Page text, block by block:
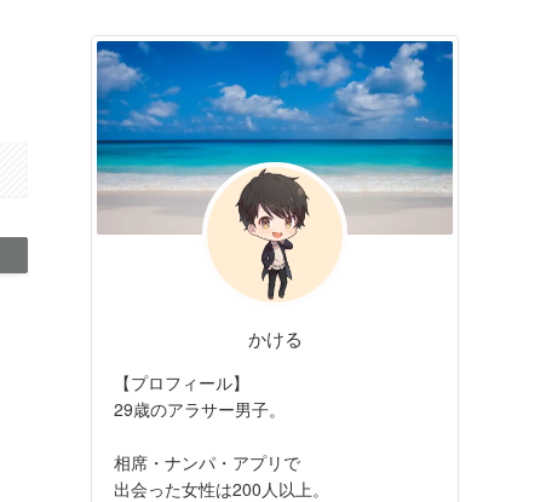
かける
【プロフィール】
29歳のアラサー男子。
相席・ナンパ・アプリで
出会った女性は200人以上。